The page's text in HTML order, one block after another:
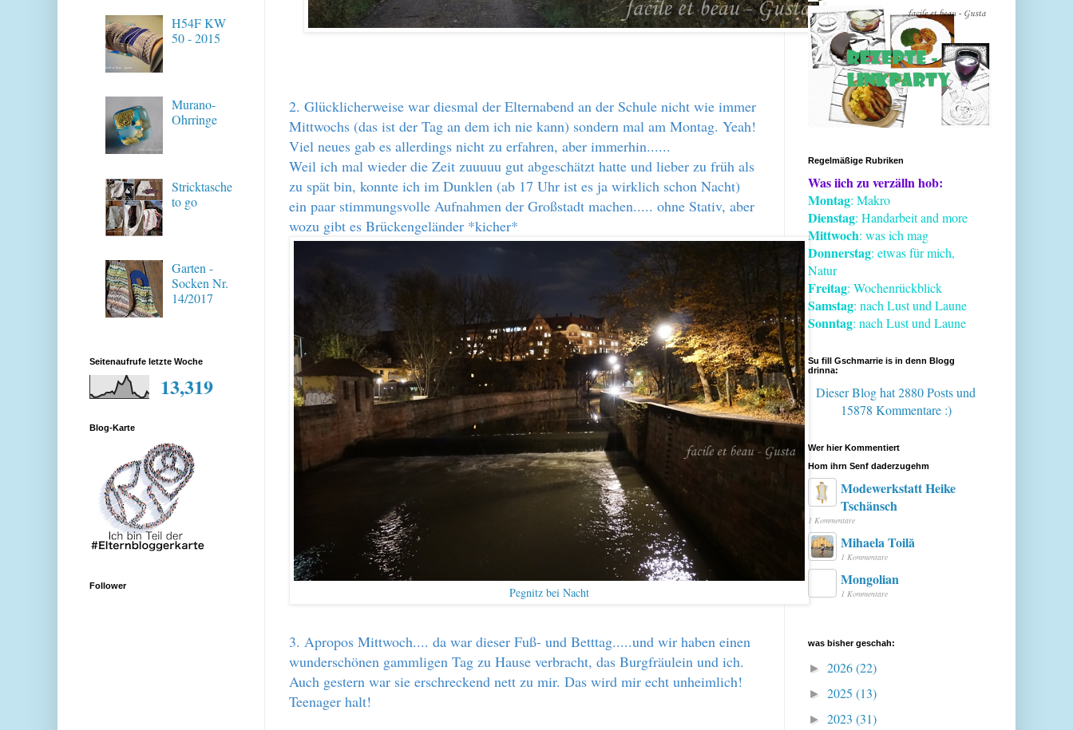
2. Glücklicherweise war diesmal der Elternabend an der Schule nicht wie immer
Mittwochs (das ist der Tag an dem ich nie kann) sondern mal am Montag. Yeah!
Viel neues gab es allerdings nicht zu erfahren, aber immerhin......
Weil ich mal wieder die Zeit zuuuuu gut abgeschätzt hatte und lieber zu früh als
zu spät bin, konnte ich im Dunklen (ab 17 Uhr ist es ja wirklich schon Nacht)
ein paar stimmungsvolle Aufnahmen der Großstadt machen..... ohne Stativ, aber
wozu gibt es Brückengeländer *kicher*
Pegnitz bei Nacht
3. Apropos Mittwoch.... da war dieser Fuß- und Betttag.....und wir haben einen
wunderschönen gammligen Tag zu Hause verbracht, das Burgfräulein und ich.
Auch gestern war sie erschreckend nett zu mir. Das wird mir echt unheimlich!
Teenager halt!
H54F KW
50 - 2015
Murano-
Ohrringe
Stricktasche
to go
Garten -
Socken Nr.
14/2017
Seitenaufrufe letzte Woche
13,319
Blog-Karte
Follower
Regelmäßige Rubriken
Was iich zu verzälln hob:
Montag: Makro
Dienstag: Handarbeit and more
Mittwoch: was ich mag
Donnerstag: etwas für mich,
Natur
Freitag: Wochenrückblick
Samstag: nach Lust und Laune
Sonntag: nach Lust und Laune
Su fill Gschmarrie is in denn Blogg
drinna:
Dieser Blog hat 2880 Postsund
15878 Kommentare :)
Wer hier Kommentiert
Hom ihrn Senf daderzugehm
Modewerkstatt Heike
Tschänsch
1 Kommentare
Mihaela Toilă
1 Kommentare
Mongolian
1 Kommentare
was bisher geschah:
► 2026(22)
► 2025 (13)
► 2023 (31)